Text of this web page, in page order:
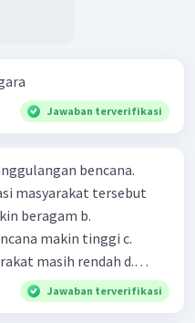
Jawaban terverifikasi
bencana.
masyarakat tersebut
beragam b.
makin tinggi c.
masih rendah d.
dengan bencana e.
mengatasi bencana
Jawaban terverifikasi